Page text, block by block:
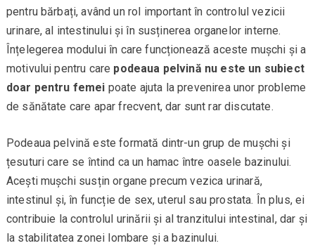
pentru bărbați, având un rol important în controlul vezicii
urinare, al intestinului și în susținerea organelor interne.
Înțelegerea modului în care funcționează aceste mușchi și a
motivului pentru care podeaua pelvină nu este un subiect
doar pentru femei poate ajuta la prevenirea unor probleme
de sănătate care apar frecvent, dar sunt rar discutate.
Podeaua pelvină este formată dintr-un grup de mușchi și
țesuturi care se întind ca un hamac între oasele bazinului.
Acești mușchi susțin organe precum vezica urinară,
intestinul și, în funcție de sex, uterul sau prostata. În plus, ei
contribuie la controlul urinării și al tranzitului intestinal, dar și
la stabilitatea zonei lombare și a bazinului.